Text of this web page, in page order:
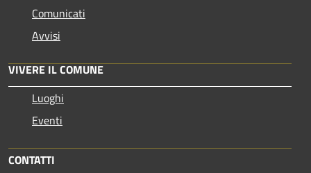
Comunicati
Avvisi
VIVERE IL COMUNE
Luoghi
Eventi
CONTATTI